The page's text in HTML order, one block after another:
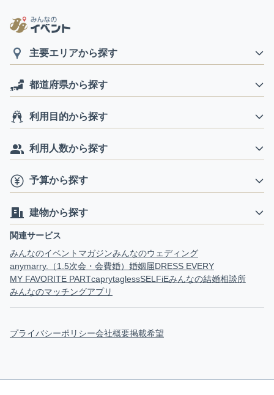
主要エリアから探す
都道府県から探す
利用目的から探す
利用人数から探す
予算から探す
建物から探す
関連サービス
みんなのイベントマガジンみんなのウェディング
anymarry.（1.5次会・会費婚） 婚姻届DRESS EVERY
MY FAVORITE PARTcaprytaglessSELFiEみんなの結婚相談所
みんなのマッチングアプリ
プライバシーポリシー会社概要掲載希望